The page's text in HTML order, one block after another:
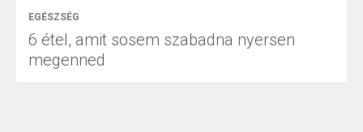
EGÉSZSÉG
6 étel, amit sosem szabadna nyersen
megenned